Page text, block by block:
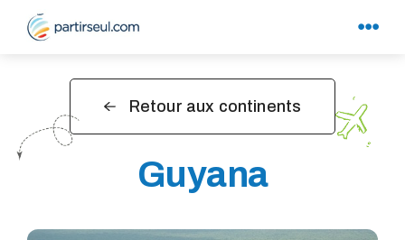
Retour aux continents
Guyana